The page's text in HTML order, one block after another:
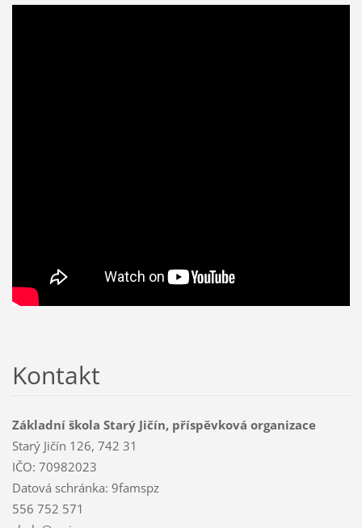
Kontakt
Základní škola Starý Jičín, příspěvková organizace
Starý Jičín 126, 742 31
IČO: 70982023
Datová schránka: 9famspz
556 752 571